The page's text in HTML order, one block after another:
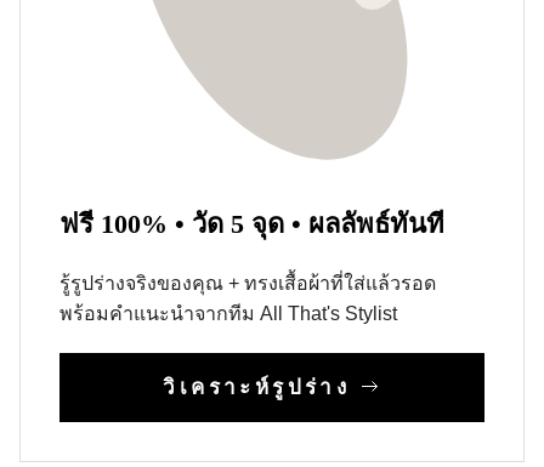
ฟรี 100% • วัด 5 จุด • ผลลัพธ์ทันที
รู้รูปร่างจริงของคุณ + ทรงเสื้อผ้าที่ใส่แล้วรอด
พร้อมคำแนะนำจากทีม All That's Stylist
วิเคราะห์รูปร่าง